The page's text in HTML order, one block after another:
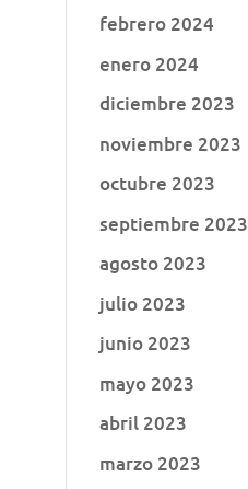
febrero 2024
enero 2024
diciembre 2023
noviembre 2023
octubre 2023
septiembre 2023
agosto 2023
julio 2023
junio 2023
mayo 2023
abril 2023
marzo 2023